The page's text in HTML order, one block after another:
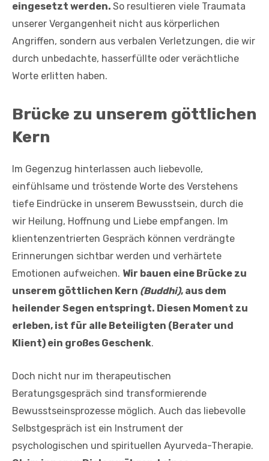
eingesetzt werden. So resultieren viele Traumata
unserer Vergangenheit nicht aus körperlichen
Angriffen, sondern aus verbalen Verletzungen, die wir
durch unbedachte, hasserfüllte oder verächtliche
Worte erlitten haben.
Brücke zu unserem göttlichen
Kern
Im Gegenzug hinterlassen auch liebevolle,
einfühlsame und tröstende Worte des Verstehens
tiefe Eindrücke in unserem Bewusstsein, durch die
wir Heilung, Hoffnung und Liebe empfangen. Im
klientenzentrierten Gespräch können verdrängte
Erinnerungen sichtbar werden und verhärtete
Emotionen aufweichen. Wir bauen eine Brücke zu
unserem göttlichen Kern (Buddhi), aus dem
heilender Segen entspringt. Diesen Moment zu
erleben, ist für alle Beteiligten (Berater und
Klient) ein großes Geschenk.
Doch nicht nur im therapeutischen
Beratungsgespräch sind transformierende
Bewusstseinsprozesse möglich. Auch das liebevolle
Selbstgespräch ist ein Instrument der
psychologischen und spirituellen Ayurveda-Therapie.